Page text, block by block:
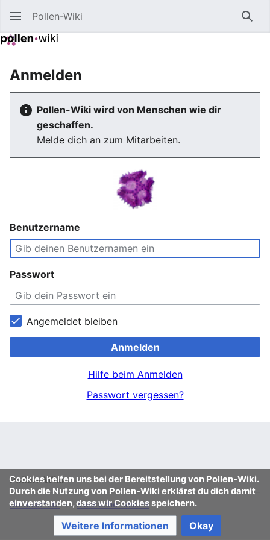
Pollen-Wiki
Anmelden
Pollen-Wiki wird von Menschen wie dir
geschaffen.
Melde dich an zum Mitarbeiten.
Benutzername
Passwort
Angemeldet bleiben
Anmelden
Hilfe beim Anmelden
Passwort vergessen?
Cookies helfen uns bei der Bereitstellung von Pollen-Wiki.
Durch die Nutzung von Pollen-Wiki erklärst du dich damit
einverstanden, dass wir Cookies speichern.
Weitere Informationen Okay
Pollen-Wiki
Datenschutz Klassische Ansicht